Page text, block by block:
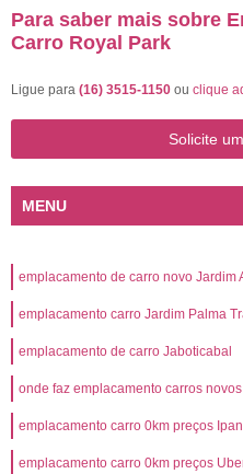
Para saber mais sobre
Carro Royal Park
Ligue para (16) 3515-1150 ou clique
Solicite
MENU
emplacamento de carro novo Jardim
emplacamento carro Jardim Palma
emplacamento de carro Jaboticabal
onde faz emplacamento carros
emplacamento carro 0km preços
emplacamento carro 0km preços